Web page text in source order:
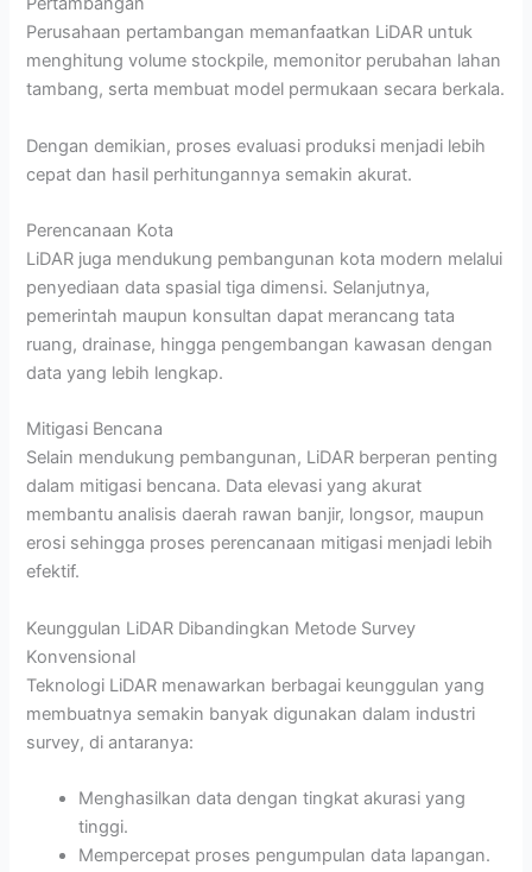
Perusahaan pertambangan memanfaatkan LiDAR untuk
menghitung volume stockpile, memonitor perubahan lahan
tambang, serta membuat model permukaan secara berkala.
Dengan demikian, proses evaluasi produksi menjadi lebih
cepat dan hasil perhitungannya semakin akurat.
Perencanaan Kota
LiDAR juga mendukung pembangunan kota modern melalui
penyediaan data spasial tiga dimensi. Selanjutnya,
pemerintah maupun konsultan dapat merancang tata
ruang, drainase, hingga pengembangan kawasan dengan
data yang lebih lengkap.
Mitigasi Bencana
Selain mendukung pembangunan, LiDAR berperan penting
dalam mitigasi bencana. Data elevasi yang akurat
membantu analisis daerah rawan banjir, longsor, maupun
erosi sehingga proses perencanaan mitigasi menjadi lebih
efektif.
Keunggulan LiDAR Dibandingkan Metode Survey
Konvensional
Teknologi LiDAR menawarkan berbagai keunggulan yang
membuatnya semakin banyak digunakan dalam industri
survey, di antaranya:
Menghasilkan data dengan tingkat akurasi yang
tinggi.
Mempercepat proses pengumpulan data lapangan.